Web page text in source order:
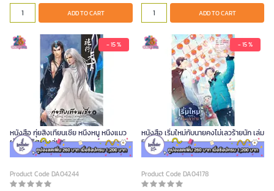
ADD TO CART ADD TO CART
- 15 %
หนังสือ กุ่ยสิงเทียนเซี่ย หนึ่งหนู หนึ่งแมว
ผ่าคดีปริศนา เล่ม 6
Product Code DA04244
- 15 %
หนังสือ เริ่มใหม่กับนายคงไม่เลวร้ายนัก เล่ม
5
Product Code DA04178